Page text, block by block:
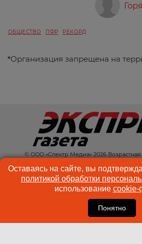
ОБЩЕСТВО ПФР РЕКОРД
*Организация запрещена на
© ООО «Спектр Медиа» 2026 Возрастная
КОНТАКТЫ
КУКИ-ФАЙЛЫ
СОГЛАШЕНИЕ
Оставаясь на сайте, вы
политикой обработки
использование cookie-
Понятно